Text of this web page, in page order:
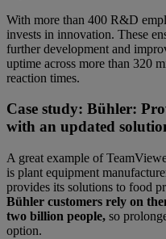
With more than 400 R&D
invests in innovation. These
further development and
uptime across more than 320
reaction times.
Case study: Bühler:
with an updated
A great example of
is plant equipment
provides its solutions to food
Bühler customers rely on
two billion people, so
option.